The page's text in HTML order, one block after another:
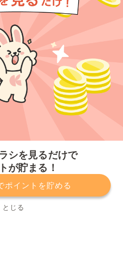
シを見るだけで
が貯まる！
ポイントを貯める
とじる
利用規約
運営会社
合わせ